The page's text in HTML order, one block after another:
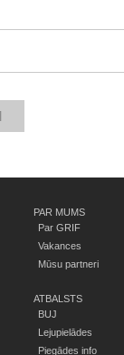
PAR MUMS
Par GRIF
Vakances
Mūsu partneri
ATBALSTS
BUJ
Lejupielādes
Piegādes info